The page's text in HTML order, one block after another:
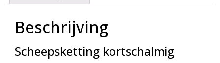
Beschrijving
Scheepsketting kortschalmig